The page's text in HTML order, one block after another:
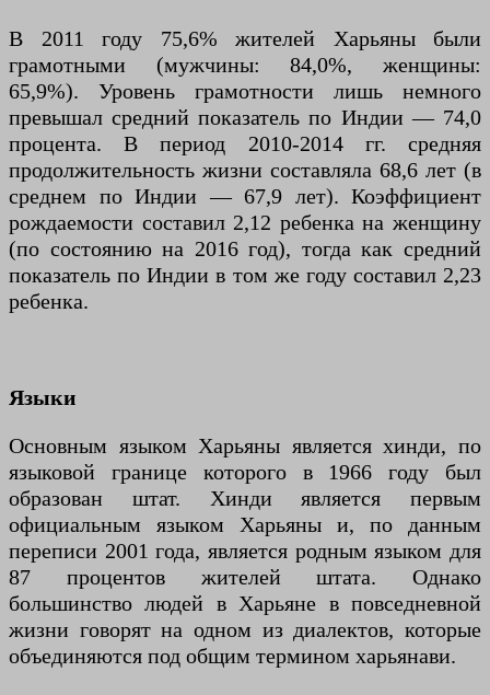
В 2011 году 75,6% жителей Харьяны были
грамотными (мужчины: 84,0%, женщины:
65,9%). Уровень грамотности лишь немного
превышал средний показатель по Индии — 74,0
процента. В период 2010-2014 гг. средняя
продолжительность жизни составляла 68,6 лет (в
среднем по Индии — 67,9 лет). Коэффициент
рождаемости составил 2,12 ребенка на женщину
(по состоянию на 2016 год), тогда как средний
показатель по Индии в том же году составил 2,23
ребенка.
Языки
Основным языком Харьяны является хинди, по
языковой границе которого в 1966 году был
образован штат. Хинди является первым
официальным языком Харьяны и, по данным
переписи 2001 года, является родным языком для
87 процентов жителей штата. Однако
большинство людей в Харьяне в повседневной
жизни говорят на одном из диалектов, которые
объединяются под общим термином харьянави.